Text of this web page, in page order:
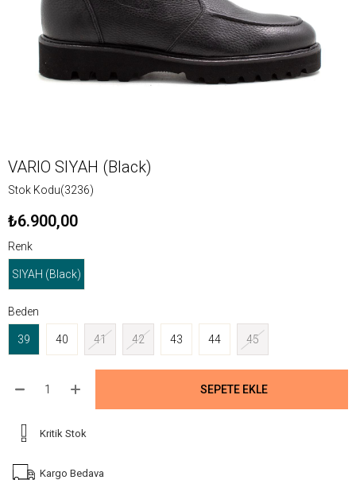
VARIO SIYAH (Black)
Stok Kodu(3236)
₺6.900,00
Renk
SIYAH (Black)
Beden
39 40 41 42 43 44 45
Kritik Stok
Kargo Bedava